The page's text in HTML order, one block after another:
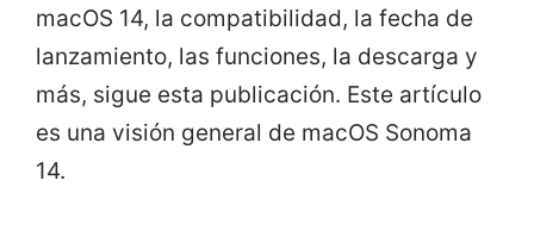
macOS 14, la compatibilidad, la fecha de
lanzamiento, las funciones, la descarga y
más, sigue esta publicación. Este artículo
es una visión general de macOS Sonoma
14.